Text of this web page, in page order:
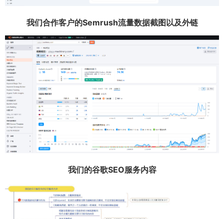
我们合作客户的Semrush流量数据截图以及外链
我们的谷歌SEO服务内容